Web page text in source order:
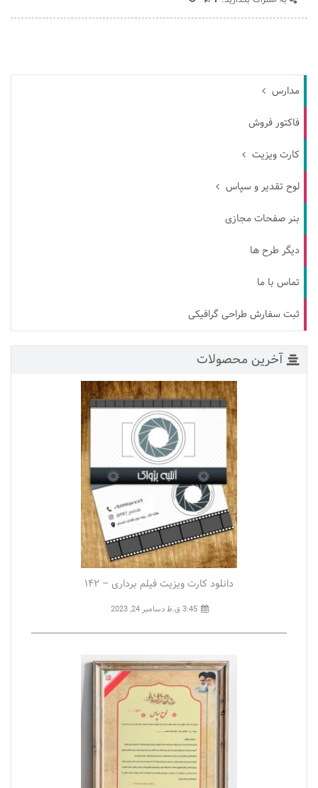
مدارس
فاکتور فروش
کارت ویزیت
لوح تقدیر و سپاس
بنر صفحات مجازی
دیگر طرح ها
تماس با ما
ثبت سفارش طراحی گرافیکی
آخرین محصولات
دانلود کارت ویزیت فیلم برداری – ۱۴۲
3:45 ق.ظ دسامبر 24, 2023